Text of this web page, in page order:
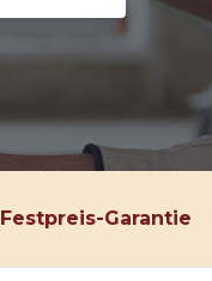
Festpreis-Garantie